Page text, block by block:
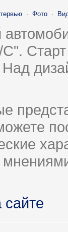
· Фото ·
Над
сайте